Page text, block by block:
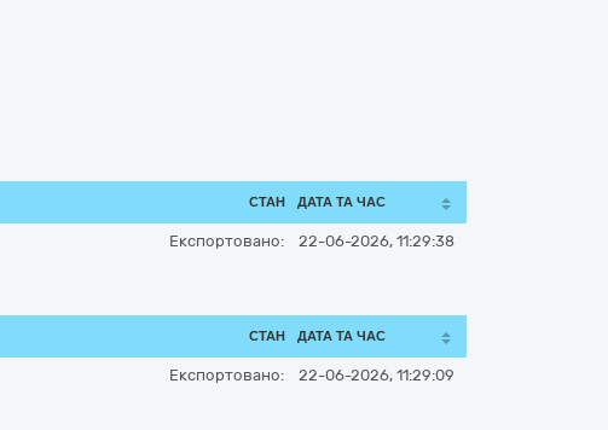
СТАН ДАТА ТА ЧАС
Експортовано: 22-06-2026, 11:29:38
СТАН ДАТА ТА ЧАС
Експортовано: 22-06-2026, 11:29:09